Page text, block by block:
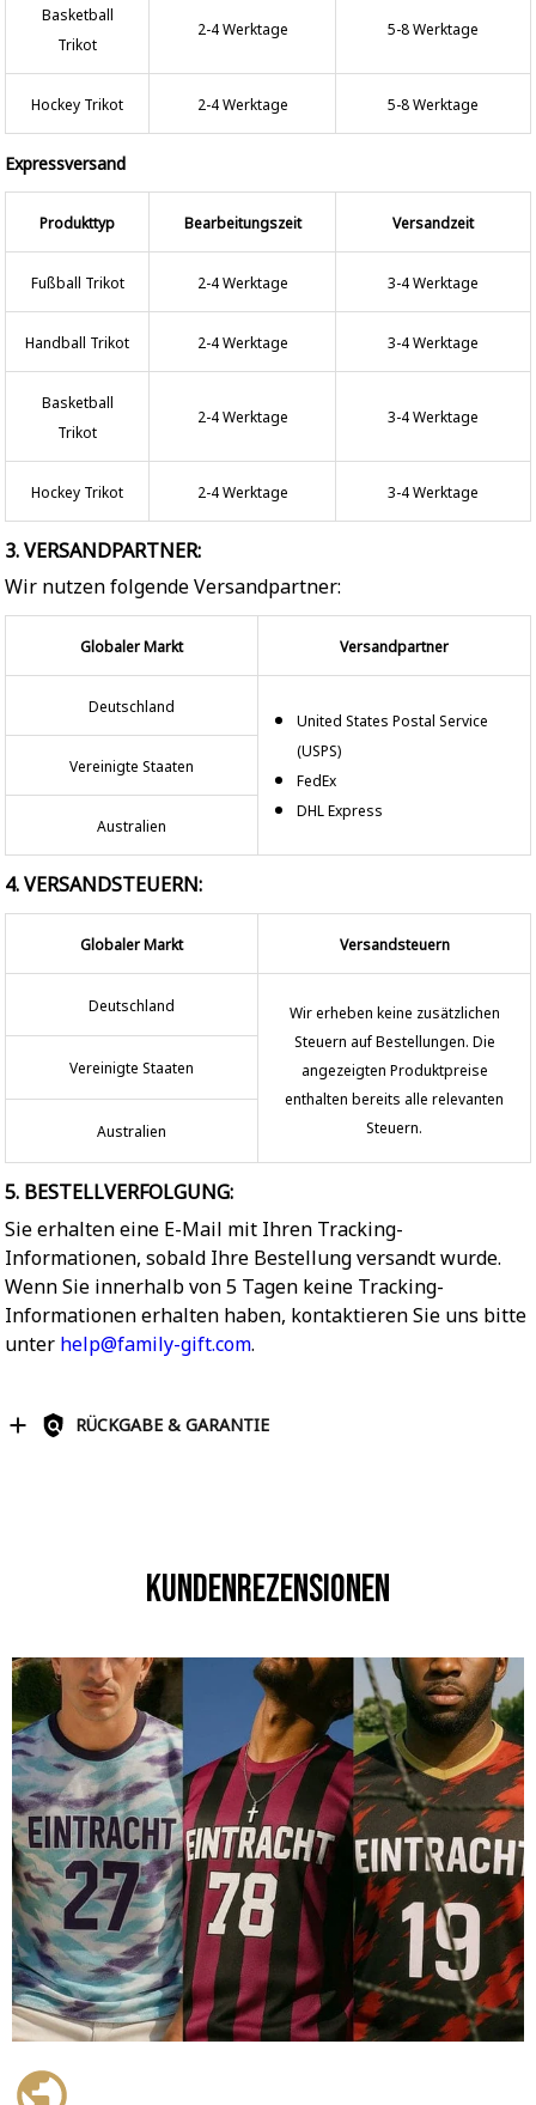
Basketball
Trikot
2-4 Werktage 5-8 Werktage
Hockey Trikot 2-4 Werktage 5-8 Werktage
Expressversand
Produkttyp Bearbeitungszeit Versandzeit
Fußball Trikot 2-4 Werktage 3-4 Werktage
Handball Trikot 2-4 Werktage 3-4 Werktage
Basketball
Trikot
2-4 Werktage 3-4 Werktage
Hockey Trikot 2-4 Werktage 3-4 Werktage
3. VERSANDPARTNER:
Wir nutzen folgende Versandpartner:
Globaler Markt Versandpartner
Deutschland
United States Postal Service
(USPS)
FedEx
DHL Express
Vereinigte Staaten
Australien
4. VERSANDSTEUERN:
Globaler Markt Versandsteuern
Deutschland
Wir erheben keine zusätzlichen
Steuern auf Bestellungen. Die
angezeigten Produktpreise
enthalten bereits alle relevanten
Steuern.
Vereinigte Staaten
Australien
5. BESTELLVERFOLGUNG:
Sie erhalten eine E-Mail mit Ihren Tracking-
Informationen, sobald Ihre Bestellung versandt wurde.
Wenn Sie innerhalb von 5 Tagen keine Tracking-
Informationen erhalten haben, kontaktieren Sie uns bitte
unter help@family-gift.com.
RÜCKGABE & GARANTIE
Kundenrezensionen